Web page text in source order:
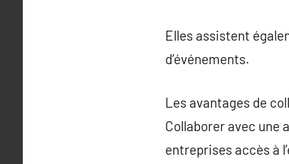
Elles assistent
d’événements.
Les avantages de
Collaborer avec une
entreprises accès à